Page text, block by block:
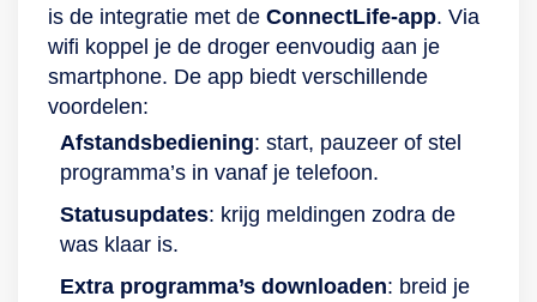
is de integratie met de ConnectLife-app. Via
wifi koppel je de droger eenvoudig aan je
smartphone. De app biedt verschillende
voordelen:
Afstandsbediening: start, pauzeer of stel
programma’s in vanaf je telefoon.
Statusupdates: krijg meldingen zodra de
was klaar is.
Extra programma’s downloaden: breid je